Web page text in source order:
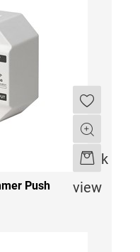
Quick
view
Quantità
Push